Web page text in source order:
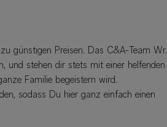
günstigen Preisen. Das C&A-Team Wr.
und stehen dir stets mit einer helfenden
Familie begeistern wird.
sodass Du hier ganz einfach einen